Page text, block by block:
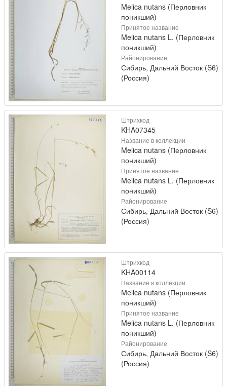
Melica nutans (Перловник
поникший)
Принятое название
Melica nutans L. (Перловник
поникший)
Районирование
Сибирь, Дальний Восток (S6)
(Россия)
Штрихкод
KHA07345
Название в коллекции
Melica nutans (Перловник
поникший)
Принятое название
Melica nutans L. (Перловник
поникший)
Районирование
Сибирь, Дальний Восток (S6)
(Россия)
Штрихкод
KHA00114
Название в коллекции
Melica nutans (Перловник
поникший)
Принятое название
Melica nutans L. (Перловник
поникший)
Районирование
Сибирь, Дальний Восток (S6)
(Россия)